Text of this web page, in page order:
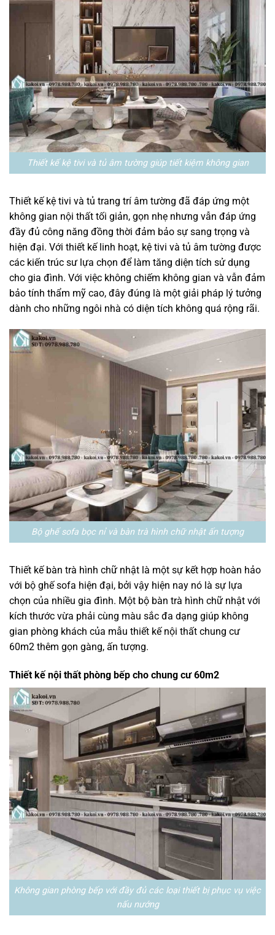
Thiết kế kệ tivi và tủ âm tường giúp tiết kiệm không gian
Thiết kế kệ tivi và tủ trang trí âm tường đã đáp ứng một
không gian nội thất tối giản, gọn nhẹ nhưng vẫn đáp ứng
đầy đủ công năng đồng thời đảm bảo sự sang trọng và
hiện đại. Với thiết kế linh hoạt, kệ tivi và tủ âm tường được
các kiến trúc sư lựa chọn để làm tăng diện tích sử dụng
cho gia đình. Với việc không chiếm không gian và vẫn đảm
bảo tính thẩm mỹ cao, đây đúng là một giải pháp lý tưởng
dành cho những ngôi nhà có diện tích không quá rộng rãi.
Bộ ghế sofa bọc nỉ và bàn trà hình chữ nhật ấn tượng
Thiết kế bàn trà hình chữ nhật là một sự kết hợp hoàn hảo
với bộ ghế sofa hiện đại, bởi vậy hiện nay nó là sự lựa
chọn của nhiều gia đình. Một bộ bàn trà hình chữ nhật với
kích thước vừa phải cùng màu sắc đa dạng giúp không
gian phòng khách của mẫu thiết kế nội thất chung cư
60m2 thêm gọn gàng, ấn tượng.
Thiết kế nội thất phòng bếp cho chung cư 60m2
Không gian phòng bếp với đầy đủ các loại thiết bị phục vụ việc
nấu nướng